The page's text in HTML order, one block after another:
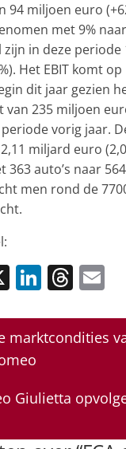
94 miljoen euro
met 9%
in deze periode
Het EBIT komt
dit jaar gezien
van 235 miljoen
vorig jaar.
miljard euro
363 auto’s naar
men rond de
X Li
k
e
n
T
re
a
s
ai
l
marktcondities
Giulietta